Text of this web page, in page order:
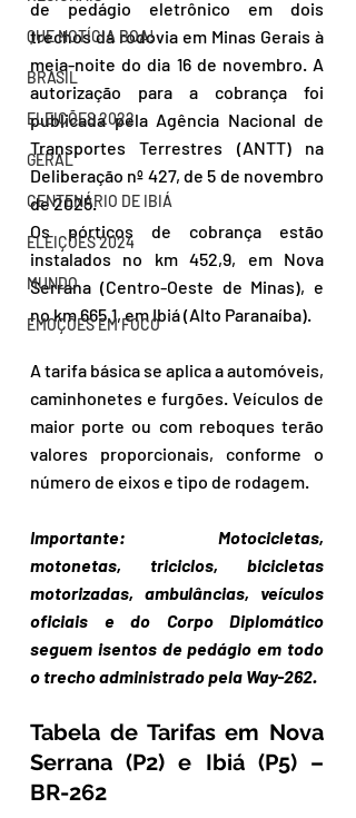
QUE NOTÍCIA BOA!
BRASIL
ELEIÇÕES 2022
GERAL
CENTENÁRIO DE IBIÁ
ELEIÇÕES 2024
MUNDO
EMOÇÕES EM FOCO
de pedágio eletrônico em dois
trechos da rodovia em Minas Gerais à
meia-noite do dia 16 de novembro. A
autorização para a cobrança foi
publicada pela Agência Nacional de
Transportes Terrestres (ANTT) na
Deliberação nº 427, de 5 de novembro
de 2025.
Os pórticos de cobrança estão
instalados no km 452,9, em Nova
Serrana (Centro-Oeste de Minas), e
no km 665,1, em Ibiá (Alto Paranaíba).
A tarifa básica se aplica a automóveis,
caminhonetes e furgões. Veículos de
maior porte ou com reboques terão
valores proporcionais, conforme o
número de eixos e tipo de rodagem.
Importante: Motocicletas,
motonetas, triciclos, bicicletas
motorizadas, ambulâncias, veículos
oficiais e do Corpo Diplomático
seguem isentos de pedágio em todo
o trecho administrado pela Way-262.
Tabela de Tarifas em Nova
Serrana (P2) e Ibiá (P5) –
BR-262